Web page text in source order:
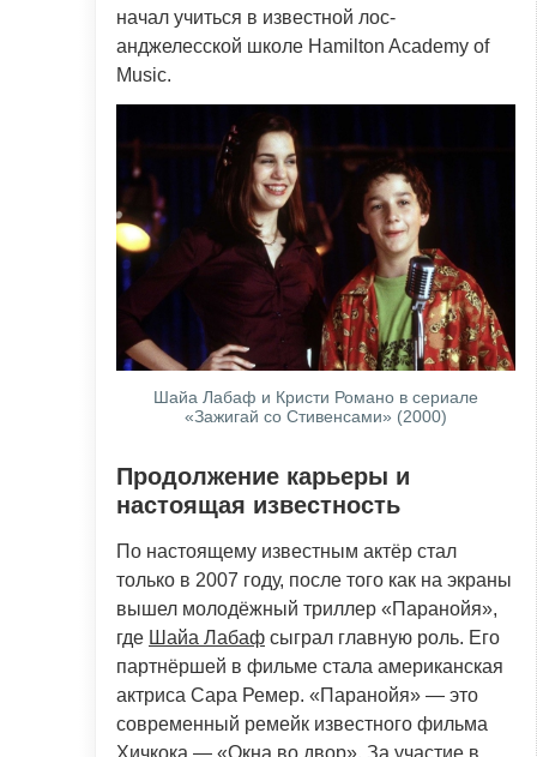
начал учиться в известной лос-
анджелесской школе Hamilton Academy of
Music.
Шайа Лабаф и Кристи Романо в сериале
«Зажигай со Стивенсами» (2000)
Продолжение карьеры и
настоящая известность
По настоящему известным актёр стал
только в 2007 году, после того как на экраны
вышел молодёжный триллер «Паранойя»,
где Шайа Лабаф сыграл главную роль. Его
партнёршей в фильме стала американская
актриса Сара Ремер. «Паранойя» — это
современный ремейк известного фильма
Хичкока — «Окна во двор». За участие в